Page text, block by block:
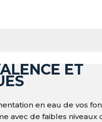
ET
en eau de vos
avec de faibles niveaux